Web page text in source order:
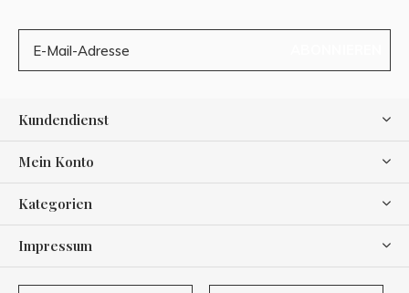
Kundendienst
Mein Konto
Kategorien
Impressum